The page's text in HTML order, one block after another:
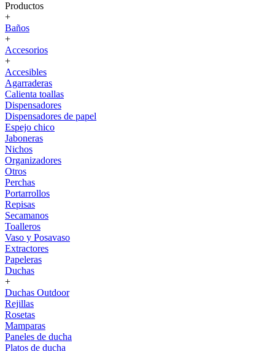
Productos
+
Baños
+
Accesorios
+
Accesibles
Agarraderas
Calienta toallas
Dispensadores
Dispensadores de papel
Espejo chico
Jaboneras
Nichos
Organizadores
Otros
Perchas
Portarrollos
Repisas
Secamanos
Toalleros
Vaso y Posavaso
Extractores
Papeleras
Duchas
+
Duchas Outdoor
Rejillas
Rosetas
Mamparas
Paneles de ducha
Platos de ducha